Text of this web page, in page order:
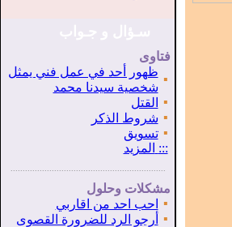
فتاوى
▪
ظهور أحد في عمل فني يمثل
شخصية سيدنا محمد
▪
القتل
▪ شروط الذكر
▪ تسويق
::: المزيد
مشكلات وحلول
▪
احب احد من اقاربي
▪
أرجو الرد للضرورة القصوى